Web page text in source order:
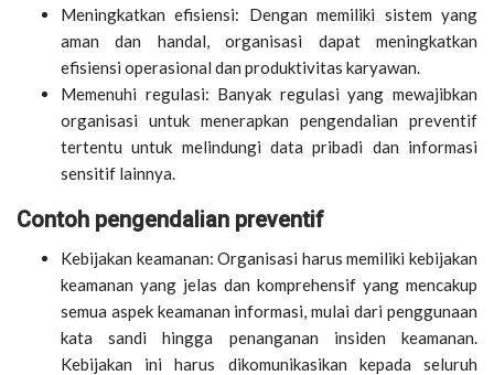
Meningkatkan efisiensi: Dengan memiliki sistem yang
aman dan handal, organisasi dapat meningkatkan
efisiensi operasional dan produktivitas karyawan.
Memenuhi regulasi: Banyak regulasi yang mewajibkan
organisasi untuk menerapkan pengendalian preventif
tertentu untuk melindungi data pribadi dan informasi
sensitif lainnya.
Contoh pengendalian preventif
Kebijakan keamanan: Organisasi harus memiliki kebijakan
keamanan yang jelas dan komprehensif yang mencakup
semua aspek keamanan informasi, mulai dari penggunaan
kata sandi hingga penanganan insiden keamanan.
Kebijakan ini harus dikomunikasikan kepada seluruh